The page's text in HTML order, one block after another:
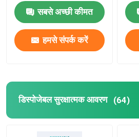
सबसे अच्छी कीमत
हमसे संपर्क करें
डिस्पोजेबल सुरक्षात्मक आवरण (64)